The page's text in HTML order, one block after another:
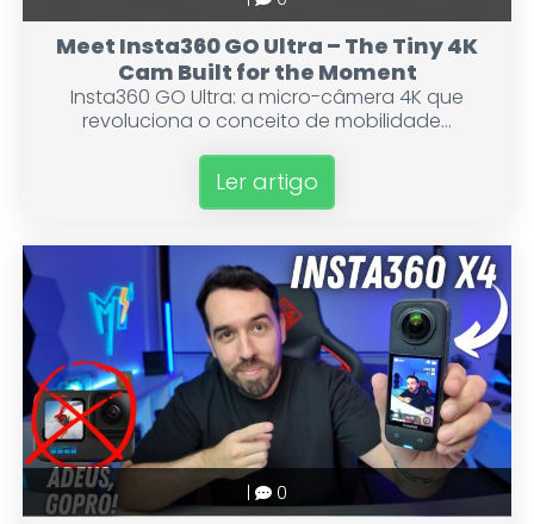
Meet Insta360 GO Ultra – The Tiny 4K
Cam Built for the Moment
Insta360 GO Ultra: a micro-câmera 4K que
revoluciona o conceito de mobilidade...
Ler artigo
0